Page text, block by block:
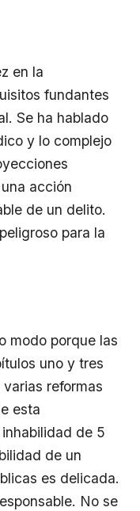
en la
fundantes
Se ha hablado
y lo complejo
acción
de un delito.
para la
modo porque las
uno y tres
reformas
esta
de 5
de un
es delicada.
No se